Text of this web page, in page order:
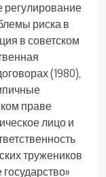
регулирование
риска в
в советском
(1980),
праве
лицо и
тружеников